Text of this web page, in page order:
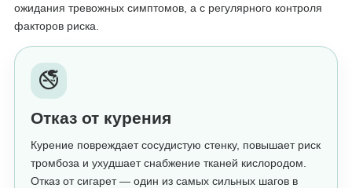
ожидания тревожных симптомов, а с регулярного контроля
факторов риска.
🚭
Отказ от курения
Курение повреждает сосудистую стенку, повышает риск
тромбоза и ухудшает снабжение тканей кислородом.
Отказ от сигарет — один из самых сильных шагов в